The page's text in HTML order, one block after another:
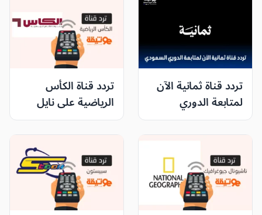
تردد قناة ثمانية الآن
لمتابعة الدوري
السعودي 2025/2026
بجودة HD فائقة
تردد قناة الكأس
الرياضية على نايل
سات وعرب سات